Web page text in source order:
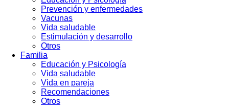
Prevención y enfermedades
Vacunas
Vida saludable
Estimulación y desarrollo
Otros
Familia
Educación y Psicología
Vida saludable
Vida en pareja
Recomendaciones
Otros